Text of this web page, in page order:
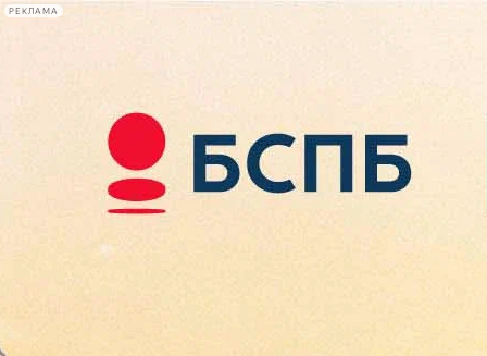
РЕКЛАМА
Сегодня:
2026.08.08
00:05
Афиша Plus